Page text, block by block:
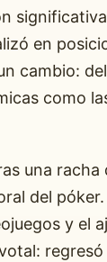
en
cambio:
como
una racha
del
y el